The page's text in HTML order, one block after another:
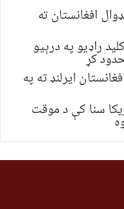
۲۲۲۱ افغان کډوال افغانستان ته
راډیو په درېیو
کړ
ایرلنډ ته په
سنا کې د موقت